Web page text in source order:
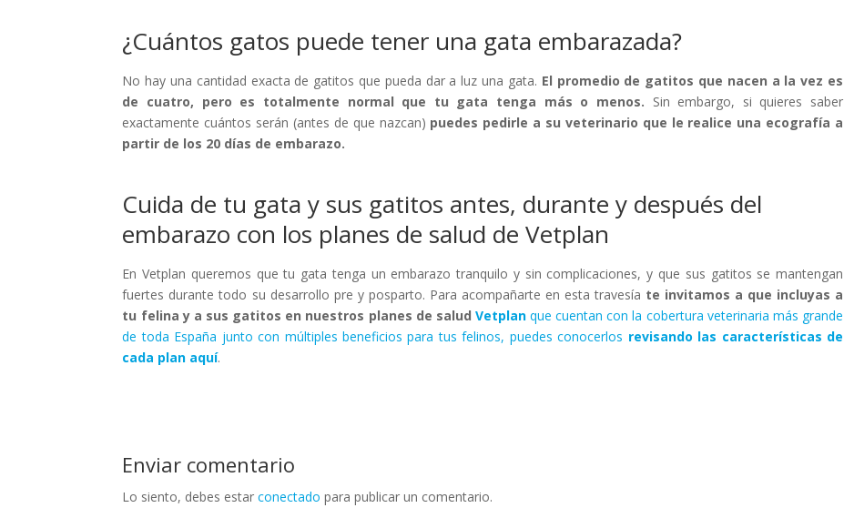
¿Cuántos gatos puede tener una gata embarazada?
No hay una cantidad exacta de gatitos que pueda dar a luz una gata. El promedio de gatitos que nacen a la vez es
de cuatro, pero es totalmente normal que tu gata tenga más o menos. Sin embargo, si quieres saber
exactamente cuántos serán (antes de que nazcan) puedes pedirle a su veterinario que le realice una ecografía a
partir de los 20 días de embarazo.
Cuida de tu gata y sus gatitos antes, durante y después del
embarazo con los planes de salud de Vetplan
En Vetplan queremos que tu gata tenga un embarazo tranquilo y sin complicaciones, y que sus gatitos se mantengan
fuertes durante todo su desarrollo pre y posparto. Para acompañarte en esta travesía te invitamos a que incluyas a
tu felina y a sus gatitos en nuestros planes de salud Vetplanque cuentan con la cobertura veterinaria más grande
de toda España junto con múltiples beneficios para tus felinos, puedes conocerlos revisando las características de
cada plan aquí.
Enviar comentario
Lo siento, debes estarconectado para publicar un comentario.